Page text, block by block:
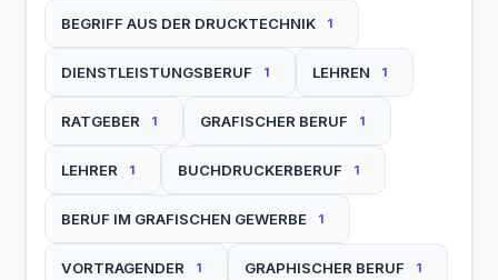
BEGRIFF AUS DER DRUCKTECHNIK 1
DIENSTLEISTUNGSBERUF 1 LEHREN 1
RATGEBER 1 GRAFISCHER BERUF 1
LEHRER 1 BUCHDRUCKERBERUF 1
BERUF IM GRAFISCHEN GEWERBE 1
VORTRAGENDER 1 GRAPHISCHER BERUF 1